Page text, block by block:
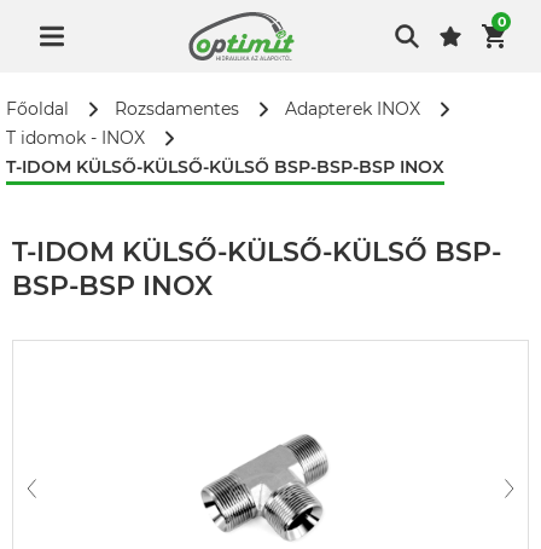
0
Főoldal Rozsdamentes
Adapterek INOX
T idomok - INOX
T-IDOM KÜLSŐ-KÜLSŐ-KÜLSŐ BSP-BSP-BSP INOX
T-IDOM KÜLSŐ-KÜLSŐ-KÜLSŐ BSP-
BSP-BSP INOX